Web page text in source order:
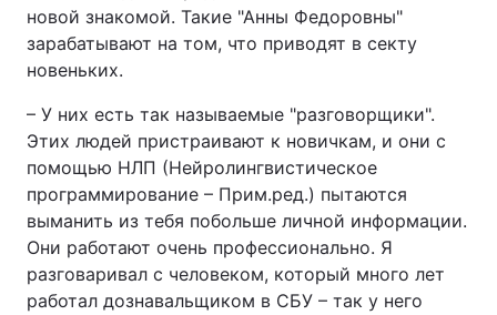
новой знакомой. Такие "Анны Федоровны"
зарабатывают на том, что приводят в секту
новеньких.
– У них есть так называемые "разговорщики".
Этих людей пристраивают к новичкам, и они с
помощью НЛП (Нейролингвистическое
программирование – Прим.ред.) пытаются
выманить из тебя побольше личной информации.
Они работают очень профессионально. Я
разговаривал с человеком, который много лет
работал дознавальщиком в СБУ – так у него